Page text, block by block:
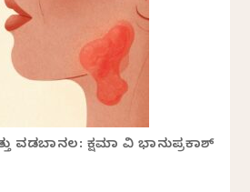
ವಡಬಾನಲ: ಕ್ಷಮಾ ವಿ ಭಾನುಪ್ರಕಾಶ್